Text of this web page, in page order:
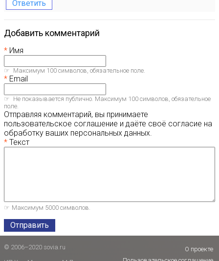
Ответить
Добавить комментарий
Имя
Максимум 100 символов, обязательное поле.
Email
Не показывается публично. Максимум 100 символов, обязательное
поле.
Отправляя комментарий, вы принимаете
пользовательское соглашение и даёте своё согласие на
обработку ваших персональных данных.
Текст
Максимум 5000 символов.
Отправить
© 2006–2020 sovia.ru
О проекте